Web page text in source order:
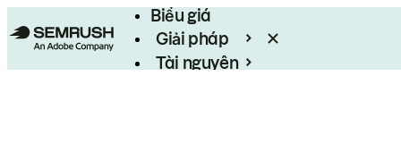
Biểu giá
Giải pháp
Tài nguyên